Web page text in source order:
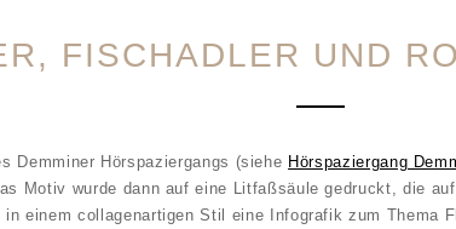
FISCHADLER UND
Demminer Hörspaziergangs (siehe Hörspaziergang
Motiv wurde dann auf eine Litfaßsäule gedruckt, die
in einem collagenartigen Stil eine Infografik zum